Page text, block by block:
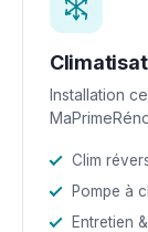
Installation
Clim
Pompe à
Entretien